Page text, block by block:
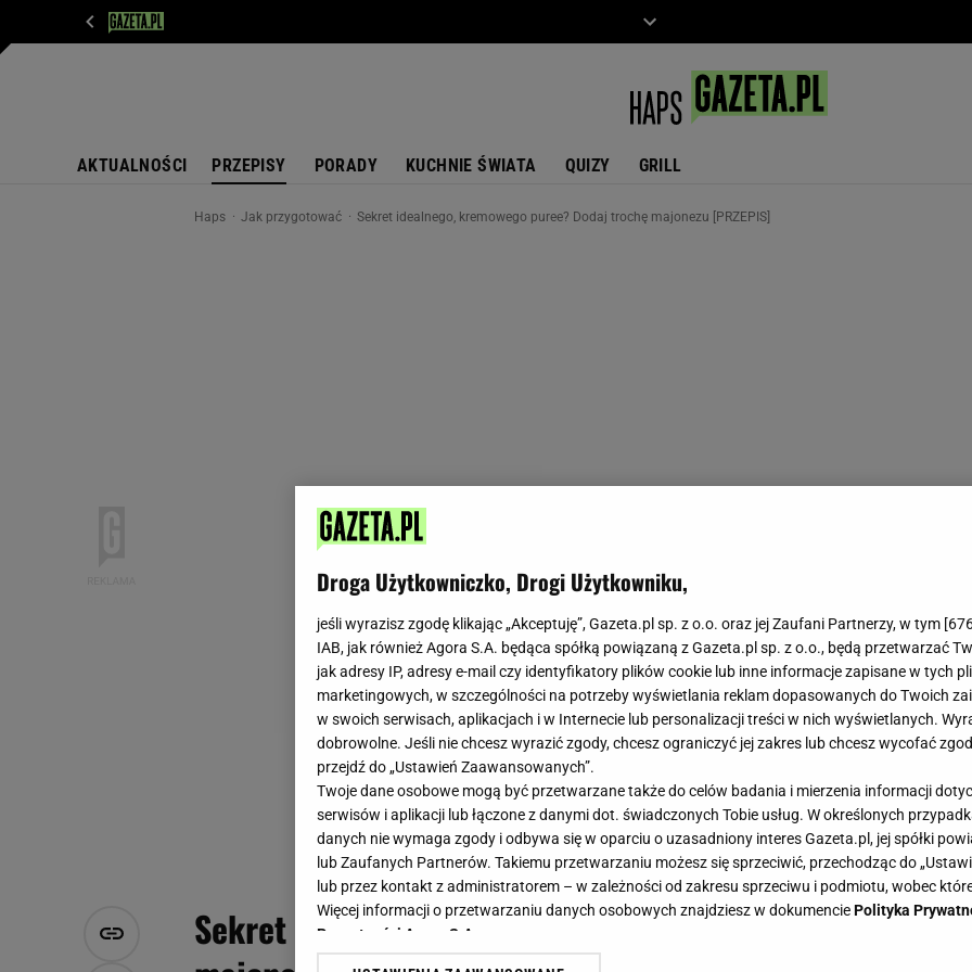
AKTUALNOŚCI PRZEPISY PORADY KUCHNIE ŚWIATA QUIZY GRILL
Haps Jak przygotować Sekret idealnego, kremowego puree? Dodaj trochę majonezu [PRZEPIS]
Sekret idealnego, kremowego puree? Dodaj trochę
Droga Użytkowniczko, Drogi Użytkowniku,
jeśli wyrazisz zgodę klikając „Akceptuję”, Gazeta.pl sp. z o.o. oraz jej Zaufani Partnerzy, w tym [
IAB, jak również Agora S.A. będąca spółką powiązaną z Gazeta.pl sp. z o.o., będą przetwarzać
jak adresy IP, adresy e-mail czy identyfikatory plików cookie lub inne informacje zapisane w tych
marketingowych, w szczególności na potrzeby wyświetlania reklam dopasowanych do Twoich
w swoich serwisach, aplikacjach i w Internecie lub personalizacji treści w nich wyświetlanych.
dobrowolne. Jeśli nie chcesz wyrazić zgody, chcesz ograniczyć jej zakres lub chcesz wycofać
przejdź do „Ustawień Zaawansowanych”.
Twoje dane osobowe mogą być przetwarzane także do celów badania i mierzenia informacji
serwisów i aplikacji lub łączone z danymi dot. świadczonych Tobie usług. W określonych
danych nie wymaga zgody i odbywa się w oparciu o uzasadniony interes Gazeta.pl, jej spółki
lub Zaufanych Partnerów. Takiemu przetwarzaniu możesz się sprzeciwić, przechodząc do
lub przez kontakt z administratorem – w zależności od zakresu sprzeciwu i podmiotu, wobec
Więcej informacji o przetwarzaniu danych osobowych znajdziesz w dokumenciePolityka
Prywatności Agora S.A.